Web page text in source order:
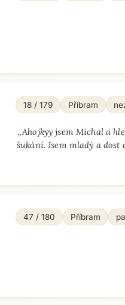
18 / 179 Příbram
„Ahojkyy jsem Michal a
šukání. Jsem mladý a dost
47 / 180 Příbram